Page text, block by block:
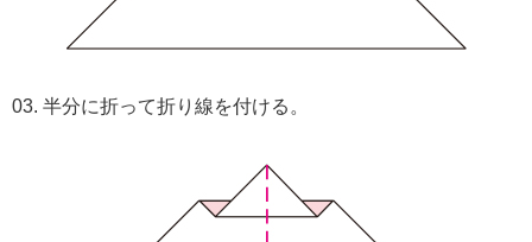
03. 半分に折って折り線を付ける。